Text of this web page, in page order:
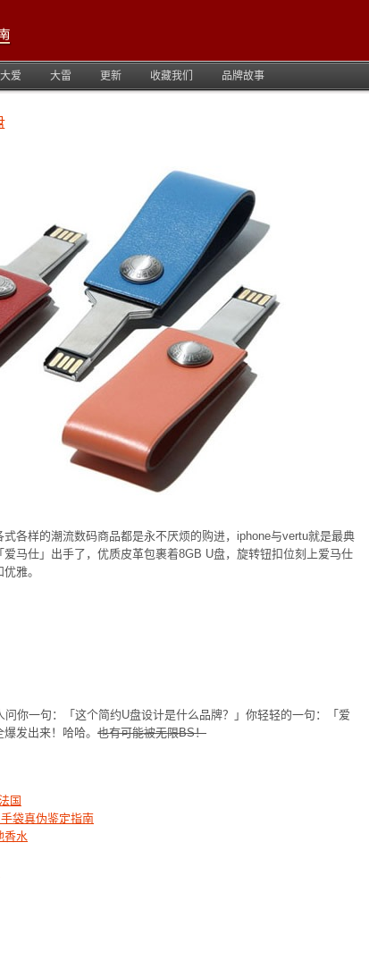
大爱 大雷 更新 收藏我们 品牌故事
各样的潮流数码商品都是永不厌烦的购进，iphone与vertu就是最典
马仕」出手了，优质皮革包裹着8GB U盘，旋转钮扣位刻上爱马仕
雅。
你一句：「这个简约U盘设计是什么品牌？」你轻轻的一句：「爱
发出来！哈哈。 也有可能被无限BS！
国
袋真伪鉴定指南
香水